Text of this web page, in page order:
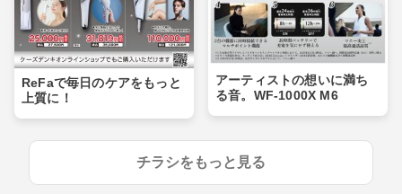
ReFaで毎日のケアをもっと
上質に！
アーティストの想いに満ち
る音。WF-1000X M6
チラシをもっと見る